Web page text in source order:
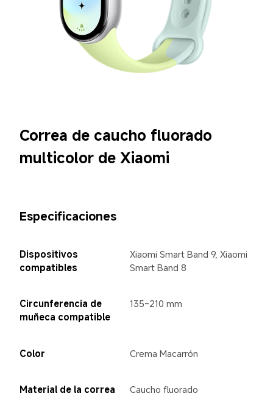
Correa de caucho fluorado
multicolor de Xiaomi
Especificaciones
Dispositivos
compatibles
Xiaomi Smart Band 9, Xiaomi
Smart Band 8
Circunferencia de
muñeca compatible
135-210 mm
Color Crema Macarrón
Material de la correa Caucho fluorado